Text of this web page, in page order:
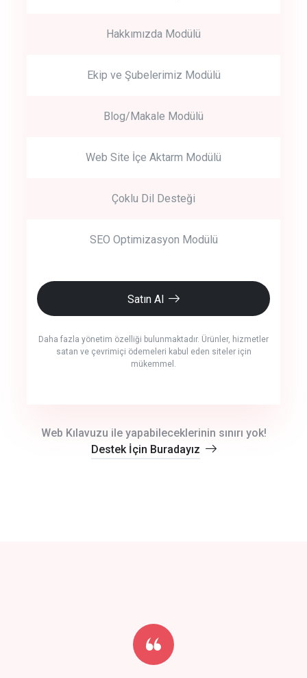
Hakkımızda Modülü
Ekip ve Şubelerimiz Modülü
Blog/Makale Modülü
Web Site İçe Aktarm Modülü
Çoklu Dil Desteği
SEO Optimizasyon Modülü
Satın Al
Daha fazla yönetim özelliği bulunmaktadır. Ürünler, hizmetler
satan ve çevrimiçi ödemeleri kabul eden siteler için
mükemmel.
Start by trying our service for 30 days free trial no credit card
required.
Web Kılavuzu ile yapabileceklerinin sınırı yok!
Destek İçin Buradayız